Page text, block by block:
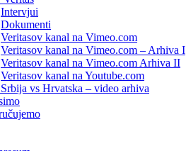
Intervjui
Dokumenti
Veritasov kanal na Vimeo.com
Veritasov kanal na Vimeo.com – Arhiva I
Veritasov kanal na Vimeo.com Arhiva II
Veritasov kanal na Youtube.com
vs Hrvatska – video arhiva